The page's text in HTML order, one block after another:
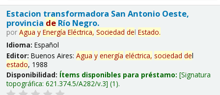
Estacion transformadora San Antonio Oeste,
provincia deRío Negro.
por Agua y Energía Eléctrica, Sociedad del Estado.
Idioma: Español
Editor: Buenos Aires: Agua y energía eléctrica, sociedad del
estado, 1988
Disponibilidad: Ítems disponibles para préstamo: Signatura
topográfica: 621.374.5/A282/v.3 (1).